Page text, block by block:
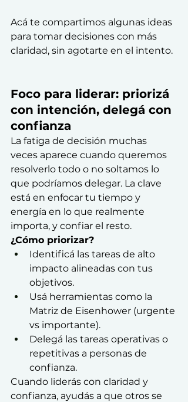
Acá te compartimos algunas ideas
para tomar decisiones con más
claridad, sin agotarte en el intento.
Foco para liderar: priorizá
con intención, delegá con
confianza
La fatiga de decisión muchas
veces aparece cuando queremos
resolverlo todo o no soltamos lo
que podríamos delegar. La clave
está en enfocar tu tiempo y
energía en lo que realmente
importa, y confiar el resto.
¿Cómo priorizar?
Identificá las tareas de alto
impacto alineadas con tus
objetivos.
Usá herramientas como la
Matriz de Eisenhower (urgente
vs importante).
Delegá las tareas operativas o
repetitivas a personas de
confianza.
Cuando liderás con claridad y
confianza, ayudás a que otros se